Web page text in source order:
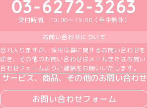
03-6272-3263
受付時間：10:00～19:00（年中無休）
お問い合わせについて
恐れ入りますが、採用応募に関するお問い合わせを
除き、その他のお問い合わせはメールまたはお問い
合わせフォームよりご連絡をお願いいたします。
サービス、商品、その他のお問い合わせ
お問い合わせフォーム